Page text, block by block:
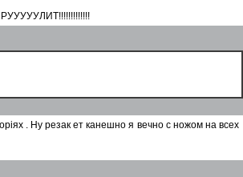
. Ну резак ет канешно я вечно с ножом на всех